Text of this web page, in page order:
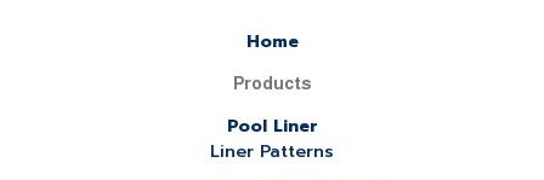
Home
Products
Pool Liner
Liner Patterns